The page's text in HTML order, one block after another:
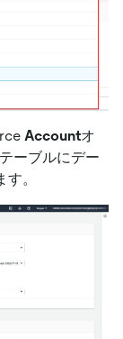
Accountオ
テーブルにデー
。